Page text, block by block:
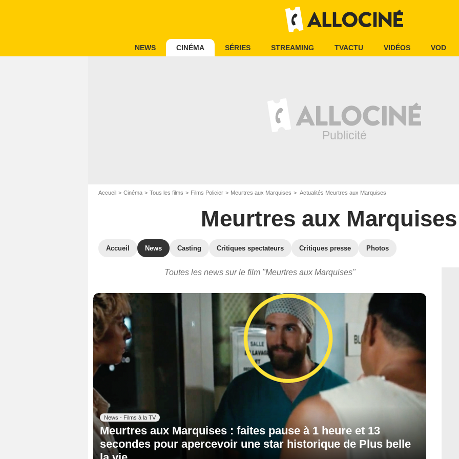
NEWS CINÉMA SÉRIES STREAMING TVACTU VIDÉOS VOD
Accueil Cinéma Tous les films Films Policier Meurtres aux Marquises Actualités Meurtres aux Marquises
Meurtres aux Marquises
Accueil News Casting Critiques spectateurs Critiques presse Photos
Toutes les news sur le film "Meurtres aux Marquises"
News - Films à la TV
Meurtres aux Marquises : faites pause à 1 heure et 13
secondes pour apercevoir une star historique de Plus belle